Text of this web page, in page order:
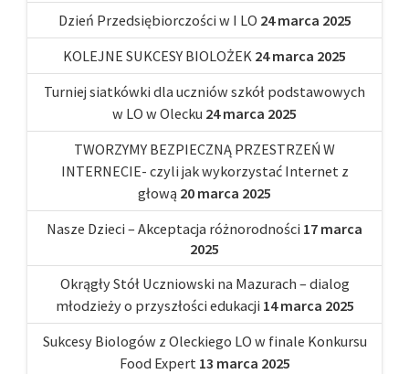
Dzień Przedsiębiorczości w I LO 24 marca 2025
KOLEJNE SUKCESY BIOLOŻEK 24 marca 2025
Turniej siatkówki dla uczniów szkół podstawowych
w LO w Olecku 24 marca 2025
TWORZYMY BEZPIECZNĄ PRZESTRZEŃ W
INTERNECIE- czyli jak wykorzystać Internet z
głową 20 marca 2025
Nasze Dzieci – Akceptacja różnorodności 17 marca
2025
Okrągły Stół Uczniowski na Mazurach – dialog
młodzieży o przyszłości edukacji 14 marca 2025
Sukcesy Biologów z Oleckiego LO w finale Konkursu
Food Expert 13 marca 2025